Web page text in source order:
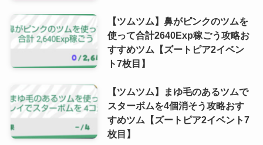
【ツムツム】鼻がピンクのツムを
使って合計2640Exp稼ごう攻略お
すすめツム【ズートピア2イベン
ト7枚目】
【ツムツム】まゆ毛のあるツムで
スターボムを4個消そう攻略おす
すめツム【ズートピア2イベント7
枚目】